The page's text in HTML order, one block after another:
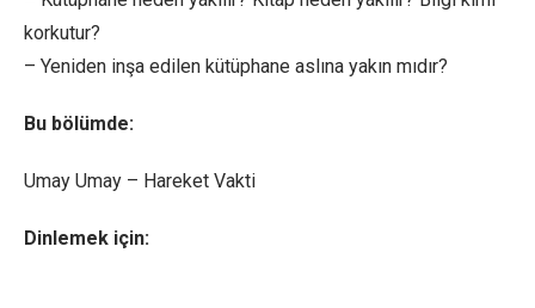
korkutur?
– Yeniden inşa edilen kütüphane aslına yakın mıdır?
Bu bölümde:
Umay Umay – Hareket Vakti
Dinlemek için: